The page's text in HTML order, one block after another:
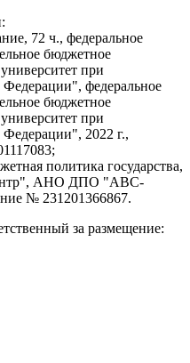
72 ч., федеральное
бюджетное
при
Федерации", федеральное
бюджетное
при
Федерации", 2022 г.,
политика государства,
АНО ДПО "АВС-
№ 231201366867.
за размещение: